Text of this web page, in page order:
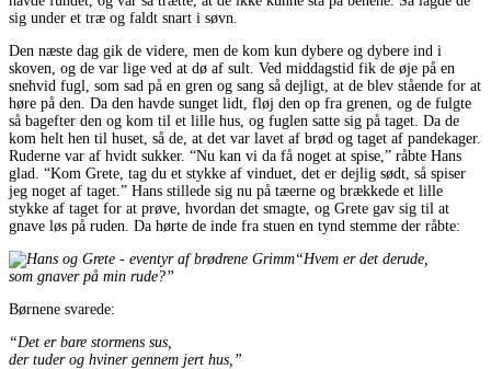
sig under et træ og faldt snart i søvn.
Den næste dag gik de videre, men de kom kun dybere og dybere ind i
skoven, og de var lige ved at dø af sult. Ved middagstid fik de øje på en
snehvid fugl, som sad på en gren og sang så dejligt, at de blev stående for at
høre på den. Da den havde sunget lidt, fløj den op fra grenen, og de fulgte
så bagefter den og kom til et lille hus, og fuglen satte sig på taget. Da de
kom helt hen til huset, så de, at det var lavet af brød og taget af pandekager.
Ruderne var af hvidt sukker. “Nu kan vi da få noget at spise,” råbte Hans
glad. “Kom Grete, tag du et stykke af vinduet, det er dejlig sødt, så spiser
jeg noget af taget.” Hans stillede sig nu på tæerne og brækkede et lille
stykke af taget for at prøve, hvordan det smagte, og Grete gav sig til at
gnave løs på ruden. Da hørte de inde fra stuen en tynd stemme der råbte:
“Hvem er det derude,
som gnaver på min rude?”
Børnene svarede:
“Det er bare stormens sus,
der tuder og hviner gennem jert hus,”